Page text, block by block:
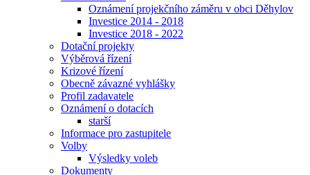
Oznámení projekčního záměru v obci Děhylov
Investice 2014 - 2018
Investice 2018 - 2022
Dotační projekty
Výběrová řízení
Krizové řízení
Obecně závazné vyhlášky
Profil zadavatele
Oznámení o dotacích
starší
Informace pro zastupitele
Volby
Výsledky voleb
Dokumenty